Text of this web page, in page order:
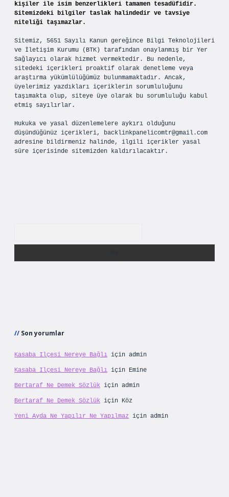
kişiler ile isim benzerlikleri tamamen tesadüfidir.
Sitemizdeki bilgiler taslak halindedir ve tavsiye
niteliği taşımazlar.
Sitemiz, 5651 Sayılı Kanun gereğince Bilgi Teknolojileri
ve İletişim Kurumu (BTK) tarafından onaylanmış bir Yer
Sağlayıcı olarak hizmet vermektedir. Bu nedenle,
sitedeki içerikleri proaktif olarak denetleme veya
araştırma yükümlülüğümüz bulunmamaktadır. Ancak,
üyelerimiz yazdıkları içeriklerin sorumluluğunu
taşımakta olup, siteye üye olarak bu sorumluluğu kabul
etmiş sayılırlar.
Hukuka ve yasal düzenlemelere aykırı olduğunu
düşündüğünüz içerikleri, backlinkpanelicomtr@gmail.com
adresine bildirmeniz halinde, ilgili içerikler yasal
süre içerisinde sitemizden kaldırılacaktır.
Son yorumlar
Kasaba Ilçesi Nereye Bağlı için admin
Kasaba Ilçesi Nereye Bağlı için Emine
Bertaraf Ne Demek Sözlük için admin
Bertaraf Ne Demek Sözlük için Köz
Yeni Ayda Ne Yapılır Ne Yapılmaz için admin